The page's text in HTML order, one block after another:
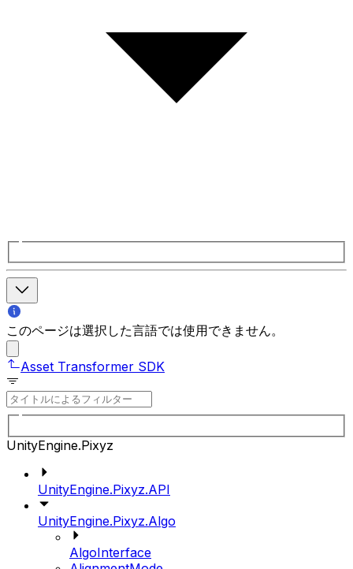
このページは選択した言語では使用できません。
Asset Transformer SDK
UnityEngine.Pixyz
UnityEngine.Pixyz.API
UnityEngine.Pixyz.Algo
AlgoInterface